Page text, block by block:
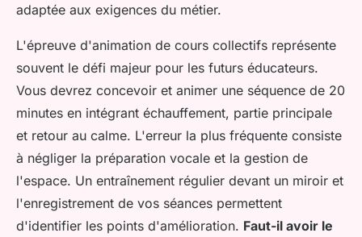
adaptée aux exigences du métier.
L'épreuve d'animation de cours collectifs représente
souvent le défi majeur pour les futurs éducateurs.
Vous devrez concevoir et animer une séquence de 20
minutes en intégrant échauffement, partie principale
et retour au calme. L'erreur la plus fréquente consiste
à négliger la préparation vocale et la gestion de
l'espace. Un entraînement régulier devant un miroir et
l'enregistrement de vos séances permettent
d'identifier les points d'amélioration. Faut-il avoir le